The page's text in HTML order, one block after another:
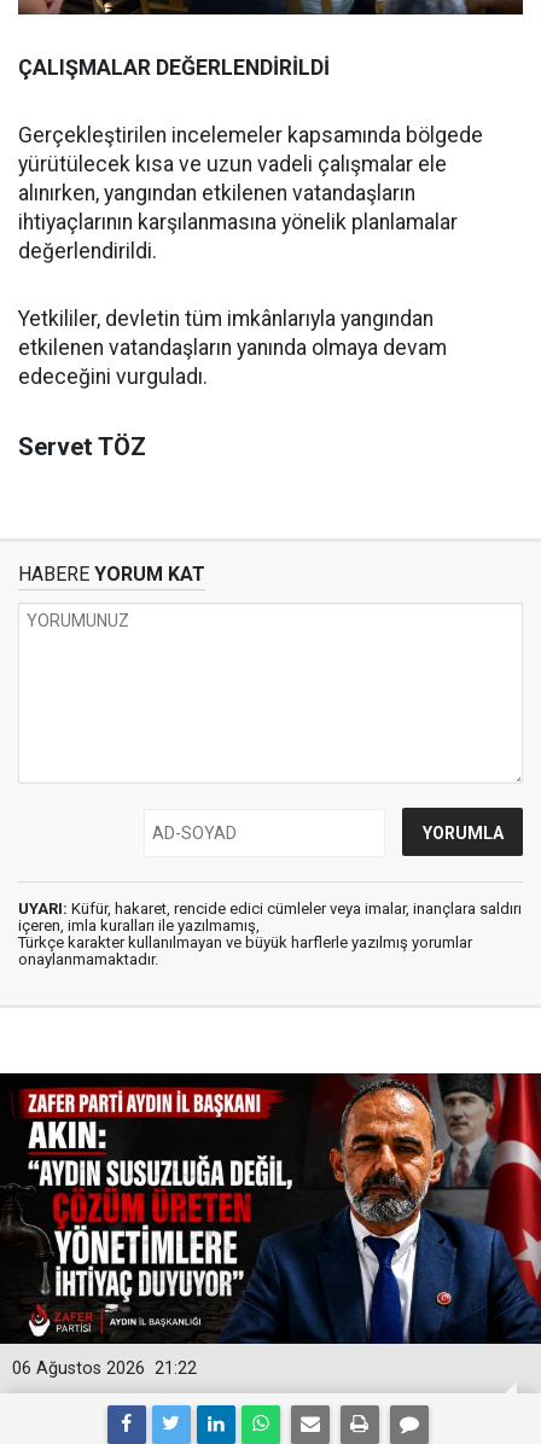
ÇALIŞMALAR DEĞERLENDİRİLDİ
Gerçekleştirilen incelemeler kapsamında bölgede
yürütülecek kısa ve uzun vadeli çalışmalar ele
alınırken, yangından etkilenen vatandaşların
ihtiyaçlarının karşılanmasına yönelik planlamalar
değerlendirildi.
Yetkililer, devletin tüm imkânlarıyla yangından
etkilenen vatandaşların yanında olmaya devam
edeceğini vurguladı.
Servet TÖZ
HABERE YORUM KAT
UYARI: Küfür, hakaret, rencide edici cümleler veya imalar, inançlara saldırı
içeren, imla kuralları ile yazılmamış,
Türkçe karakter kullanılmayan ve büyük harflerle yazılmış yorumlar
onaylanmamaktadır.
21:22
06 Ağustos 2026